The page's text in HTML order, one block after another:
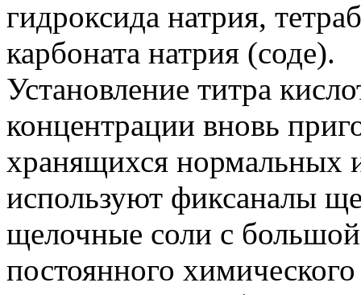
гидроксида натрия,
карбоната натрия (соде).
Установление титра
концентрации вновь
хранящихся нормальных
используют фиксаналы
щелочные соли с
постоянного